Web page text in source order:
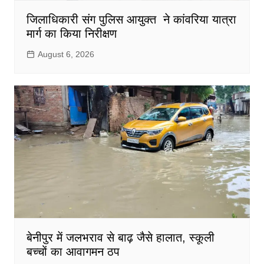
जिलाधिकारी संग पुलिस आयुक्त ने कांवरिया यात्रा
मार्ग का किया निरीक्षण
August 6, 2026
बेनीपुर में जलभराव से बाढ़ जैसे हालात, स्कूली
बच्चों का आवागमन ठप